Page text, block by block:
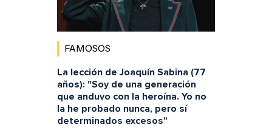
FAMOSOS
La lección de Joaquín Sabina (77
años): "Soy de una generación
que anduvo con la heroína. Yo no
la he probado nunca, pero sí
determinados excesos"